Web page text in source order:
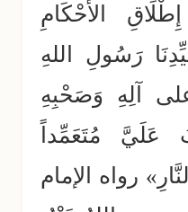
الأَحْكَامِ
رَسُولِ اللهِ
آلِهِ وَصَحْبِهِ
مُتَعَمِّداً
رواه الإمام